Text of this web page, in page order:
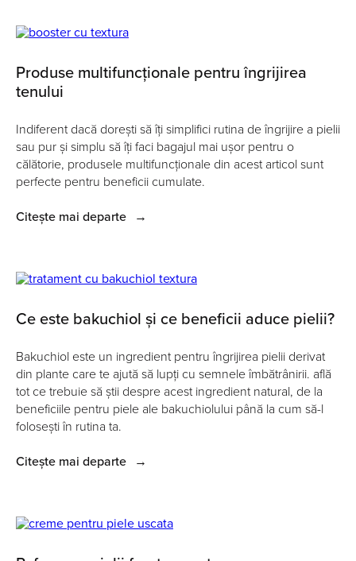
Produse multifuncționale pentru îngrijirea
tenului
Indiferent dacă dorești să îți simplifici rutina de îngrijire a pielii
sau pur și simplu să îți faci bagajul mai ușor pentru o
călătorie, produsele multifuncționale din acest articol sunt
perfecte pentru beneficii cumulate.
Citește mai departe →
Ce este bakuchiol și ce beneficii aduce pielii?
Bakuchiol este un ingredient pentru îngrijirea pielii derivat
din plante care te ajută să lupți cu semnele îmbătrânirii. află
tot ce trebuie să știi despre acest ingredient natural, de la
beneficiile pentru piele ale bakuchiolului până la cum să-l
folosești în rutina ta.
Citește mai departe →